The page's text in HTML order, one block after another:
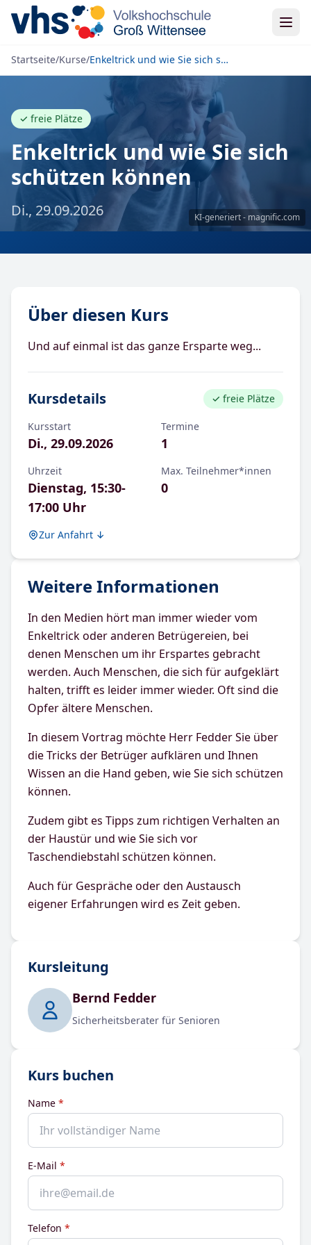
Zum Inhalt springen
Startseite/Kurse/ Enkeltrick und wie Sie sich schützen können
KI-generiert - magnific.com
✓ freie Plätze
Enkeltrick und wie Sie sich
schützen können
Di., 29.09.2026
Über diesen Kurs
Und auf einmal ist das ganze Ersparte weg...
Kursdetails ✓ freie Plätze
Kursstart
Di., 29.09.2026
Termine
1
Uhrzeit
Dienstag, 15:30-
17:00 Uhr
Max. Teilnehmer*innen
0
Zur Anfahrt ↓
Weitere Informationen
In den Medien hört man immer wieder vom
Enkeltrick oder anderen Betrügereien, bei
denen Menschen um ihr Erspartes gebracht
werden. Auch Menschen, die sich für aufgeklärt
halten, trifft es leider immer wieder. Oft sind die
Opfer ältere Menschen.
In diesem Vortrag möchte Herr Fedder Sie über
die Tricks der Betrüger aufklären und Ihnen
Wissen an die Hand geben, wie Sie sich schützen
können.
Zudem gibt es Tipps zum richtigen Verhalten an
der Haustür und wie Sie sich vor
Taschendiebstahl schützen können.
Auch für Gespräche oder den Austausch
eigener Erfahrungen wird es Zeit geben.
Kursleitung
Bernd Fedder
Sicherheitsberater für Senioren
Kurs buchen
Name *
E-Mail *
Telefon *